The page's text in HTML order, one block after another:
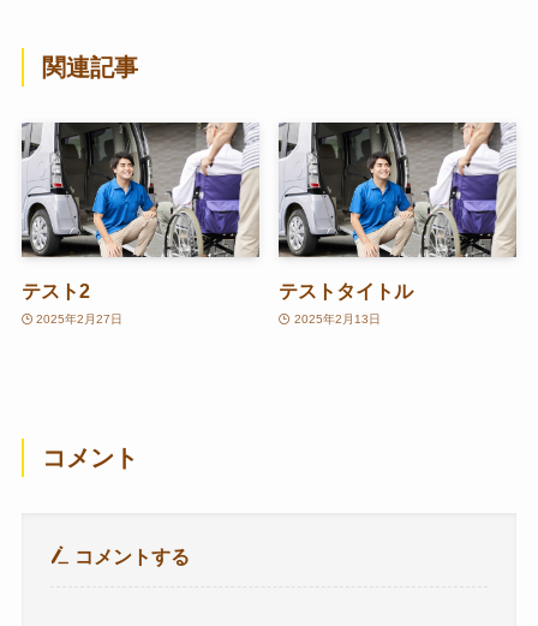
関連記事
テスト2
2025年2月27日
テストタイトル
2025年2月13日
コメント
コメントする